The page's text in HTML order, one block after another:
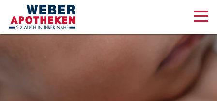
Unsere Serviceleistungen